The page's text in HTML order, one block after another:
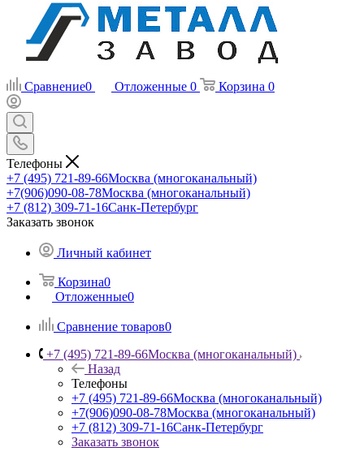
Сравнение0 Отложенные 0 Корзина 0
Телефоны
+7 (495) 721-89-66Москва (многоканальный)
+7(906)090-08-78Москва (многоканальный)
+7 (812) 309-71-16Санк-Петербург
Заказать звонок
Личный кабинет
Корзина0
Отложенные0
Сравнение товаров0
+7 (495) 721-89-66Москва (многоканальный)
Назад
Телефоны
+7 (495) 721-89-66Москва (многоканальный)
+7(906)090-08-78Москва (многоканальный)
+7 (812) 309-71-16Санк-Петербург
Заказать звонок